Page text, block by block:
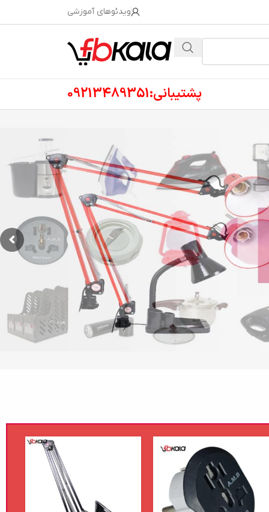
ویدئوهای آموزشی
پشتیبانی:09213489351